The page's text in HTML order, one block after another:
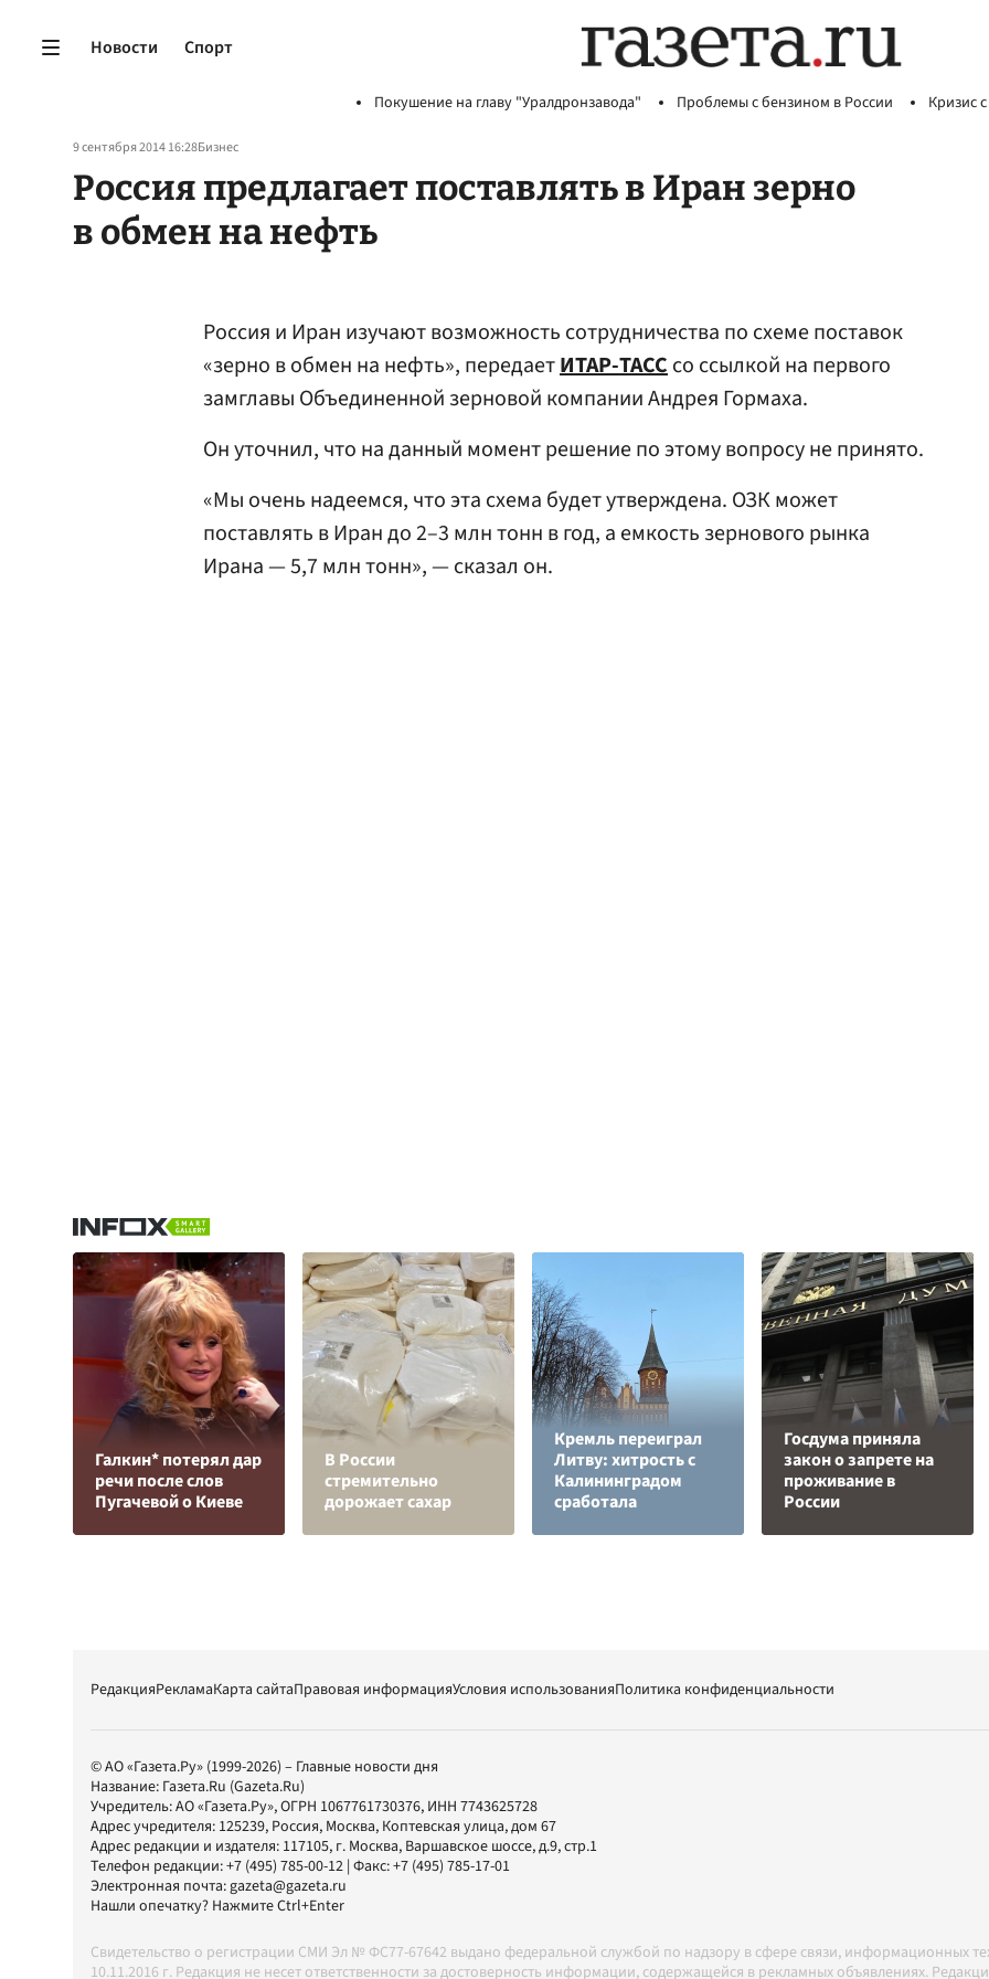
Новости Спорт
Покушение на главу "Уралдронзавода" Проблемы с бензином в России Кризис
9 сентября 2014 16:28Бизнес
Россия предлагает поставлять в Иран зерно
в обмен на нефть
Россия и Иран изучают возможность сотрудничества по схеме поставок
«зерно в обмен на нефть», передаетИТАР-ТАССсо ссылкой на первого
замглавы Объединенной зерновой компании Андрея Гормаха.
Он уточнил, что на данный момент решение по этому вопросу не принято.
«Мы очень надеемся, что эта схема будет утверждена. ОЗК может
поставлять в Иран до 2–3 млн тонн в год, а емкость зернового рынка
Ирана — 5,7 млн тонн», — сказал он.
Галкин* потерял дар
речи после слов
Пугачевой о Киеве
В России
стремительно
дорожает сахар
Кремль переиграл
Литву: хитрость с
Калининградом
сработала
Госдума приняла
закон о запрете на
проживание в
России
РедакцияРекламаКарта сайтаПравовая информацияУсловия использованияПолитика конфиденциальности
© АО «Газета.Ру» (1999-2026) – Главные новости дня
Название: Газета.Ru (Gazeta.Ru)
Учредитель:АО «Газета.Ру», ОГРН 1067761730376, ИНН 7743625728
Адрес учредителя: 125239, Россия, Москва, Коптевская улица, дом 67
Адрес редакции и издателя: 117105, г. Москва, Варшавское шоссе, д.9, стр.1
Телефон редакции:+7 (495) 785-00-12 | Факс:+7 (495) 785-17-01
Электронная почта:gazeta@gazeta.ru
Нашли опечатку? Нажмите Ctrl+Enter
Свидетельство о регистрации СМИ Эл № ФС77-67642 выдано федеральной службой по надзору в сфере связи, информационных
10.11.2016 г. Редакция не несет ответственности за достоверность информации, содержащейся в рекламных объявлениях.